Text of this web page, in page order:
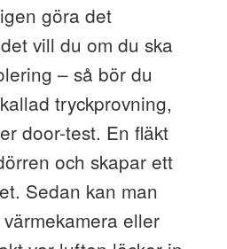
göra det
vill du om du ska
– så bör du
tryckprovning,
door-test. En fläkt
och skapar ett
Sedan kan man
eller